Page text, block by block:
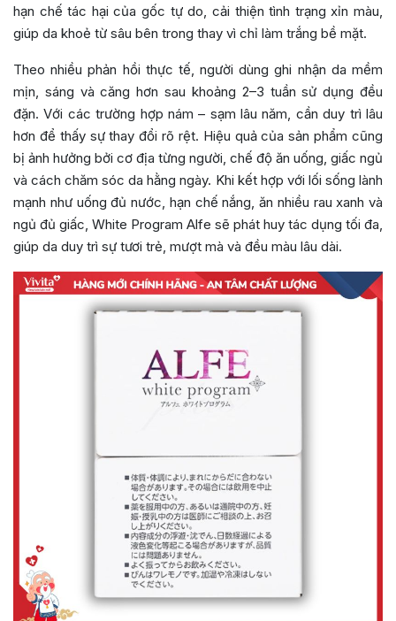
hạn chế tác hại của gốc tự do, cải thiện tình trạng xỉn màu,
giúp da khoẻ từ sâu bên trong thay vì chỉ làm trắng bề mặt.
Theo nhiều phản hồi thực tế, người dùng ghi nhận da mềm
mịn, sáng và căng hơn sau khoảng 2–3 tuần sử dụng đều
đặn. Với các trường hợp nám – sạm lâu năm, cần duy trì lâu
hơn để thấy sự thay đổi rõ rệt. Hiệu quả của sản phẩm cũng
bị ảnh hưởng bởi cơ địa từng người, chế độ ăn uống, giấc ngủ
và cách chăm sóc da hằng ngày. Khi kết hợp với lối sống lành
mạnh như uống đủ nước, hạn chế nắng, ăn nhiều rau xanh và
ngủ đủ giấc, White Program Alfe sẽ phát huy tác dụng tối đa,
giúp da duy trì sự tươi trẻ, mượt mà và đều màu lâu dài.